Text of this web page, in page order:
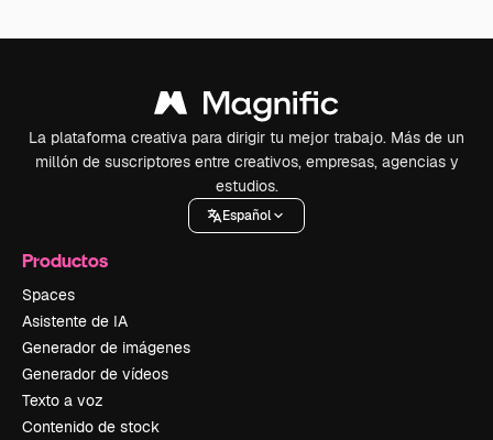
La plataforma creativa para dirigir tu mejor trabajo. Más de un
millón de suscriptores entre creativos, empresas, agencias y
estudios.
Español
Productos
Spaces
Asistente de IA
Generador de imágenes
Generador de vídeos
Texto a voz
Contenido de stock